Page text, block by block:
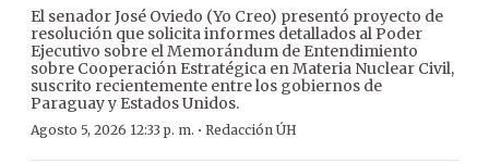
El senador José Oviedo (Yo Creo) presentó proyecto de
resolución que solicita informes detallados al Poder
Ejecutivo sobre el Memorándum de Entendimiento
sobre Cooperación Estratégica en Materia Nuclear Civil,
suscrito recientemente entre los gobiernos de
Paraguay y Estados Unidos.
Agosto 5, 2026 12:33 p. m. · Redacción ÚH